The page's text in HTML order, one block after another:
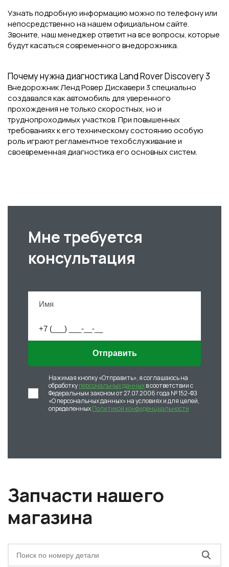
Узнать подробную информацию можно по телефону или
непосредственно на нашем официальном сайте.
Звоните, наш менеджер ответит на все вопросы, которые
будут касаться современного внедорожника.
Почему нужна диагностика Land Rover Discovery 3
Внедорожник Ленд Ровер Дискавери 3 специально
создавался как автомобиль для уверенного
прохождения не только скоростных, но и
труднопроходимых участков. При повышенных
требованиях к его техническому состоянию особую
роль играют регламентное техобслуживание и
своевременная диагностика его основных систем.
Мне требуется
консультация
Отправить
Нажимая кнопку «Отправить», я соглашаюсь на
обработкуперсональных данныхв соответствии с
Федеральным законом от 27.07.2006 года № 152-ФЗ
«О персональных данных» на условиях и для целей,
определенныхПолитикой конфиденциальности
Запчасти нашего
магазина